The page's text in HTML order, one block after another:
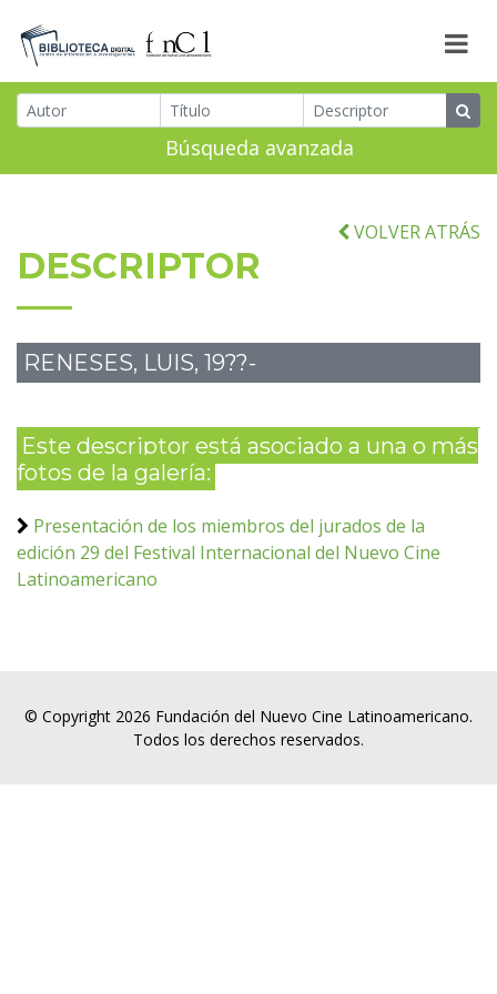
Búsqueda avanzada
VOLVER ATRÁS
DESCRIPTOR
RENESES, LUIS, 19??-
Este descriptor está asociado a una o más
fotos de la galería:
Presentación de los miembros del jurados de la
edición 29 del Festival Internacional del Nuevo Cine
Latinoamericano
© Copyright 2026 Fundación del Nuevo Cine Latinoamericano.
Todos los derechos reservados.